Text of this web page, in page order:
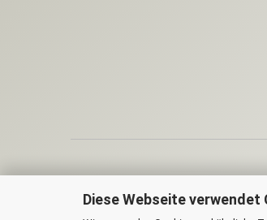
Diese Webseite